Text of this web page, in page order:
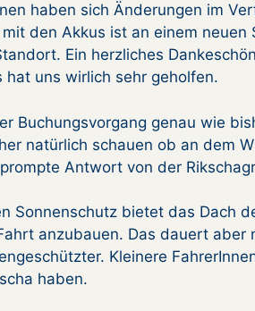
haben sich Änderungen im
mit den Akkus ist an einem
Ein herzliches
uns wirlich sehr geholfen.
Buchungsvorgang genau wie
natürlich schauen ob an dem
Antwort von der
Sonnenschutz bietet das Dach
anzubauen. Das dauert
Kleinere
haben.